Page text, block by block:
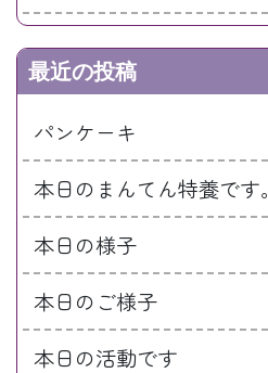
最近の投稿
パンケーキ
本日のまんてん特養です。
本日の様子
本日のご様子
本日の活動です